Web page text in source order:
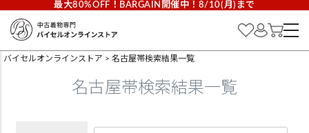
最大80%OFF！BARGAIN開催中！8/10(月)まで
バイセルオンラインストア 名古屋帯検索結果一覧
名古屋帯検索結果一覧